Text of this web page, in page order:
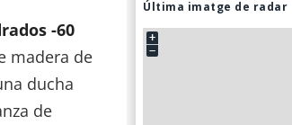
-60
madera de
ducha
de